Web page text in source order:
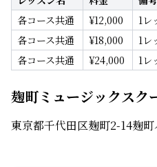
各コース共通
¥12,000
1レ
各コース共通
¥18,000
1レ
各コース共通
¥24,000 1レ
麹町ミュージックスク
東京都千代田区麹町2-14麹